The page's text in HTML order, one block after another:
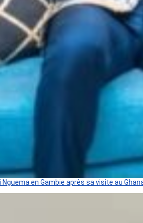
Nguema en Gambie après sa visite au